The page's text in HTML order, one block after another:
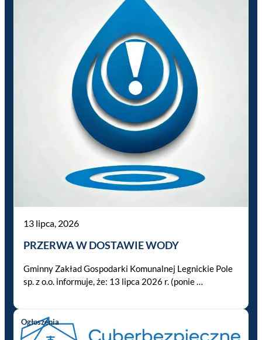
13 lipca, 2026
PRZERWA W DOSTAWIE WODY
Gminny Zakład Gospodarki Komunalnej Legnickie Pole
sp. z o.o. informuje, że: 13 lipca 2026 r. (ponie …
Ogłoszenia